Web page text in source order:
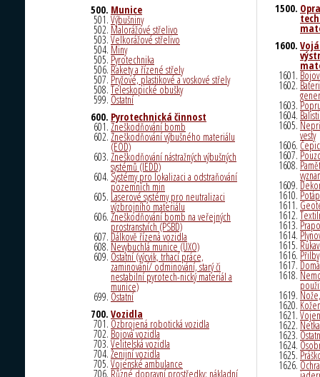
Munice
Výbušniny
Malorážové střelivo
Velkorážové střelivo
Miny
Pyrotechnika
Rakety a řízené střely
Pryžové, plastikové a voskové střely
Teleskopické obušky
Ostatní
Pyrotechnická činnost
Zneškodňování bomb
Zneškodňování výbušného materiálu
(EOD)
Zneškodňování nástražných výbušných
systémů (IEDD)
Systémy pro lokalizaci a odstraňování
pozemních min
Laserové systémy pro neutralizaci
výzbrojního materiálu
Zneškodňování bomb na veřejných
prostranstvích (PSBD)
Dálkově řízená vozidla
Nevybuchlá munice (UXO)
Ostatní (výcvik, trhací práce,
zaminování/ odminování, starý či
nestabilní pyrotech-nický materiál a
munice)
Ostatní
Vozidla
Ozbrojená robotická vozidla
Bojová vozidla
Velitelská vozidla
Ženijní vozidla
Vojenské ambulance
Různé dopravní prostředky: nákladní
vesty
Přilby